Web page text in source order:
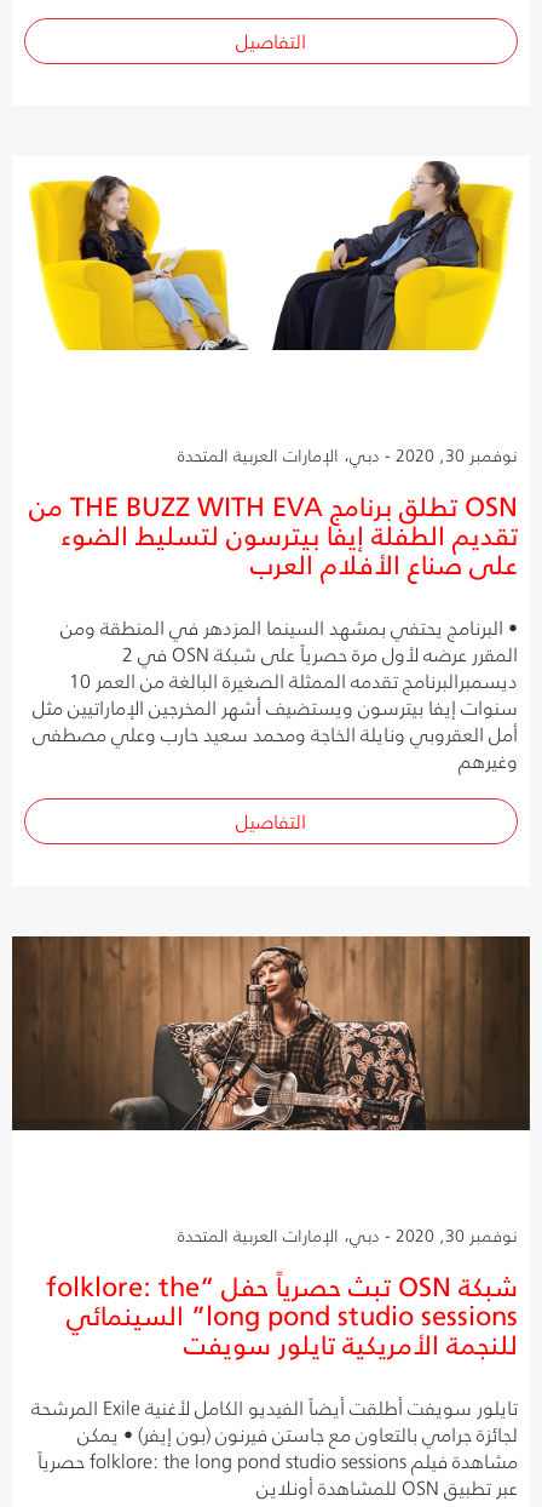
التفاصيل
نوفمبر 30, 2020 - دبي، الإمارات العربية المتحدة
OSN تطلق برنامج THE BUZZ WITH EVA من
تقديم الطفلة إيفا بيترسون لتسليط الضوء
على صناع الأفلام العرب
• البرنامج يحتفي بمشهد السينما المزدهر في المنطقة ومن
المقرر عرضه لأول مرة حصرياً على شبكة OSN في 2
ديسمبرالبرنامج تقدمه الممثلة الصغيرة البالغة من العمر 10
سنوات إيفا بيترسون ويستضيف أشهر المخرجين الإماراتيين مثل
أمل العقروبي ونايلة الخاجة ومحمد سعيد حارب وعلي مصطفى
وغيرهم
التفاصيل
نوفمبر 30, 2020 - دبي، الإمارات العربية المتحدة
شبكة OSN تبث حصرياً حفل “folklore: the
long pond studio sessions” السينمائي
للنجمة الأمريكية تايلور سويفت
تايلور سويفت أطلقت أيضاً الفيديو الكامل لأغنية Exile المرشحة
لجائزة جرامي بالتعاون مع جاستن فيرنون (بون إيفر) • يمكن
مشاهدة فيلم folklore: the long pond studio sessions حصرياً
عبر تطبيق OSN للمشاهدة أونلاين